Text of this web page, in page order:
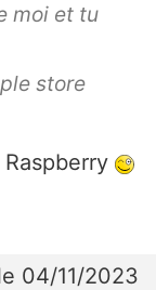
moi et tu
store
04/11/2023